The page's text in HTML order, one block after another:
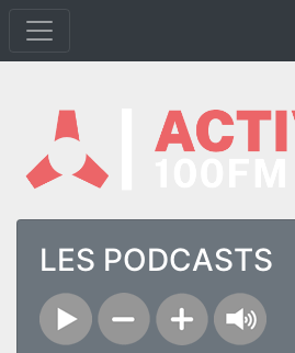
LES PODCASTS